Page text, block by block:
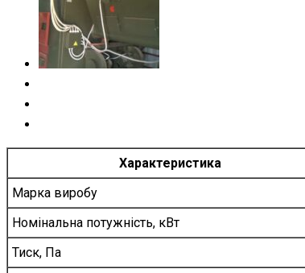
Характеристика
Марка виробу
Номінальна потужність, кВт
Тиск, Па